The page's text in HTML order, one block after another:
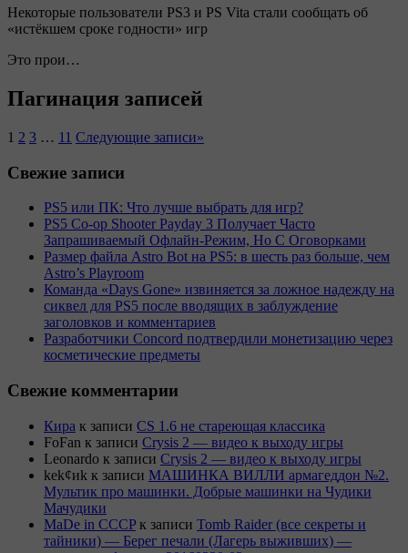
Некоторые пользователи PS3 и PS Vita стали сообщать об
«истёкшем сроке годности» игр
Это прои…
Пагинация записей
1 2 3 … 11 Следующие записи»
Свежие записи
PS5 или ПК: Что лучше выбрать для игр?
PS5 Co-op Shooter Payday 3 Получает Часто
Запрашиваемый Офлайн-Режим, Но С Оговорками
Размер файла Astro Bot на PS5: в шесть раз больше, чем
Astro’s Playroom
Команда «Days Gone» извиняется за ложное надежду на
сиквел для PS5 после вводящих в заблуждение
заголовков и комментариев
Разработчики Concord подтвердили монетизацию через
косметические предметы
Свежие комментарии
Кира к записи CS 1.6 не стареющая классика
FoFan к записи Crysis 2 — видео к выходу игры
Leonardo к записи Crysis 2 — видео к выходу игры
kek¢иk к записи МАШИНКА ВИЛЛИ армагеддон №2.
Мультик про машинки. Добрые машинки на Чудики
Мачудики
MaDe in CCCP к записи Tomb Raider (все секреты и
тайники) — Берег печали (Лагерь выживших) —